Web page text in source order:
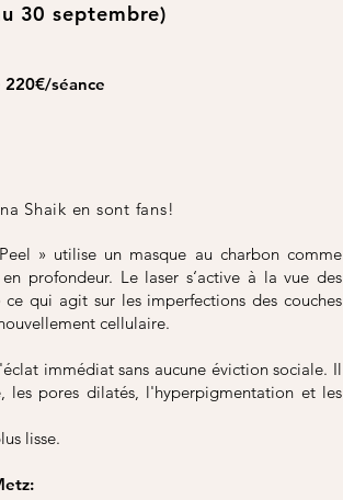
30 septembre)
220€/séance
Shaik en sont fans!
» utilise un masque au charbon comme
profondeur. Le laser s‘active à la vue des
qui agit sur les imperfections des couches
cellulaire.
immédiat sans aucune éviction sociale. Il
pores dilatés, l'hyperpigmentation et les
lisse.